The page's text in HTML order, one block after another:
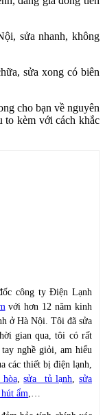
sửa nhanh, không
sửa xong có biên
cho bạn về nguyên
to kèm với cách khắc
công ty Điện Lạnh
với hơn 12 năm kinh
ở Hà Nội. Tôi đã sửa
gian qua, tôi có rất
nghề giỏi, am hiểu
các thiết bị điện lạnh,
hòa,sửa tủ lạnh ,sửa
ẩm